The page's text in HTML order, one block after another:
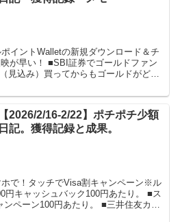
イントWalletの新規ダウンロード＆チ
が早い！ ■SBI証券でゴールドファン
見込み）買ってからもゴールドがどん
【2026/2/16-2/22】ポチポチ少額
日記。獲得記録と成果。
で！タッチでVisa割キャンペーン※ル
円キャッシュバック100円あたり。 ■ス
ペーン100円あたり。 ■三井住友カー